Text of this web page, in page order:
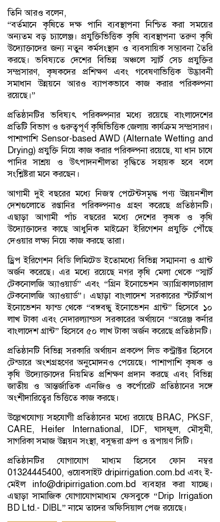
তিনি আরও বলেন,
“বর্তমানে কৃষিতে দক্ষ পানি ব্যবস্থাপনা নিশ্চিত করা সময়ের
অন্যতম বড় চ্যালেঞ্জ। প্রযুক্তিভিত্তিক কৃষি ব্যবস্থাপনা তরুণ কৃষি
উদ্যোক্তাদের জন্য নতুন কর্মসংস্থান ও ব্যবসায়িক সম্ভাবনা তৈরি
করছে। ভবিষ্যতে দেশের বিভিন্ন অঞ্চলে স্মার্ট সেচ প্রযুক্তির
সম্প্রসারণ, কৃষকদের প্রশিক্ষণ এবং গবেষণাভিত্তিক উদ্ভাবনী
সমাধান উন্নয়নে আরও ব্যাপকভাবে কাজ করার পরিকল্পনা
রয়েছে।”
প্রতিষ্ঠানটির ভবিষ্যৎ পরিকল্পনার মধ্যে রয়েছে বাংলাদেশের
প্রতিটি বিভাগ ও গুরুত্বপূর্ণ কৃষিভিত্তিক জেলায় কার্যক্রম সম্প্রসারণ।
পাশাপাশি Sensor-based AWD (Alternate Wetting and
Drying) প্রযুক্তি নিয়ে কাজ করার পরিকল্পনা রয়েছে, যা ধান চাষে
পানির সাশ্রয় ও উৎপাদনশীলতা বৃদ্ধিতে সহায়ক হবে বলে
সংশ্লিষ্টরা মনে করছেন।
আগামী দুই বছরের মধ্যে নিজস্ব পেটেন্টসমৃদ্ধ পণ্য উন্নয়নশীল
দেশগুলোতে রপ্তানির পরিকল্পনাও গ্রহণ করেছে প্রতিষ্ঠানটি।
এছাড়া আগামী পাঁচ বছরের মধ্যে দেশের কৃষক ও কৃষি
উদ্যোক্তাদের কাছে আধুনিক মাইক্রো ইরিগেশন প্রযুক্তি পৌঁছে
দেওয়ার লক্ষ্য নিয়ে কাজ করছে তারা।
ড্রিপ ইরিগেশন বিডি লিমিটেড ইতোমধ্যে বিভিন্ন সম্মাননা ও গ্রান্ট
অর্জন করেছে। এর মধ্যে রয়েছে নগর কৃষি মেলা থেকে “স্মার্ট
টেকনোলজি অ্যাওয়ার্ড” এবং “গ্রিন ইনোভেশন অ্যাগ্রিকালচারাল
টেকনোলজি অ্যাওয়ার্ড”। এছাড়া বাংলাদেশ সরকারের স্টার্টআপ
ইনোভেশন ফান্ড থেকে “বঙ্গবন্ধু ইনোভেশন গ্রান্ট” হিসেবে ১০
লাখ টাকা এবং নেদারল্যান্ডস সরকারের অর্থায়নে “অরেঞ্জ কর্নার
বাংলাদেশ গ্রান্ট” হিসেবে ৫০ লাখ টাকা অর্জন করেছে প্রতিষ্ঠানটি।
প্রতিষ্ঠানটি বিভিন্ন সরকারি অর্থায়ন প্রকল্পে লিড কন্ট্রাক্টর হিসেবে
টেন্ডারে অংশগ্রহণের অনুমোদনও পেয়েছে। পাশাপাশি কৃষক ও
কৃষি উদ্যোক্তাদের নিয়মিত প্রশিক্ষণ প্রদান করছে এবং বিভিন্ন
জাতীয় ও আন্তর্জাতিক এনজিও ও কর্পোরেট প্রতিষ্ঠানের সঙ্গে
অংশীদারিত্বের ভিত্তিতে কাজ করছে।
উল্লেখযোগ্য সহযোগী প্রতিষ্ঠানের মধ্যে রয়েছে BRAC, PKSF,
CARE, Heifer International, IDF, ঘাসফুল, মৌসুমী,
সাগরিকা সমাজ উন্নয়ন সংস্থা, বসুন্ধরা গ্রুপ ও রূপায়ণ সিটি।
প্রতিষ্ঠানটির যোগাযোগ মাধ্যম হিসেবে ফোন নম্বর
01324445400, ওয়েবসাইট dripirrigation.com.bd এবং ই-
মেইল info@dripirrigation.com.bd ব্যবহার করা যাচ্ছে।
এছাড়া সামাজিক যোগাযোগমাধ্যম ফেসবুকে “Drip Irrigation
BD Ltd.- DIBL” নামে তাদের অফিসিয়াল পেজ রয়েছে।